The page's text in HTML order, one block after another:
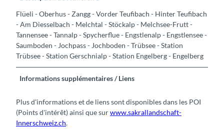
Flüeli - Oberhus - Zangg - Vorder Teufibach - Hinter Teufibach
- Am Diesselbach - Melchtal - Stöckalp - Melchsee-Frutt -
Tannensee - Tannalp - Spycherflue - Engstlenalp - Engstlensee -
Saumboden - Jochpass - Jochboden - Trübsee - Station
Trübsee - Station Gerschnialp - Station Engelberg - Engelberg
Informations supplémentaires / Liens
Plus d'informations et de liens sont disponibles dans les POI
(Points d'intérêt) ainsi que surwww.sakrallandschaft-
Innerschweiz.ch.